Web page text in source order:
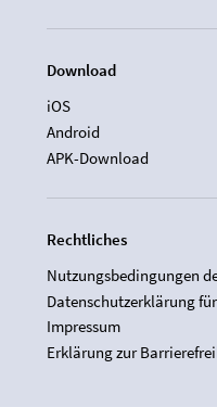
Download
iOS
Android
APK-Download
Rechtliches
Nutzungsbedingungen
Datenschutzerklärung
Impressum
Erklärung zur